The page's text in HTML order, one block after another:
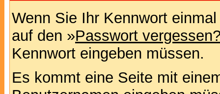
Wenn Sie Ihr Kennwort
auf den »Passwort
Kennwort eingeben müssen.
Es kommt eine Seite mit